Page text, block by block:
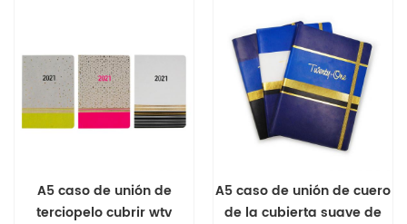
A5 caso de unión de
terciopelo cubrir wtv
A5 caso de unión de cuero
de la cubierta suave de